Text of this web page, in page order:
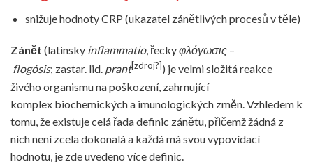
snižuje hodnoty CRP (ukazatel zánětlivých procesů v těle)
Zánět (latinsky inflammatio, řeckyφλόγωσις –
flogósis; zastar. lid. prant[zdroj?]) je velmi složitá reakce
živého organismu na poškození, zahrnující
komplex biochemických a imunologických změn. Vzhledem k
tomu, že existuje celá řada definic zánětu, přičemž žádná z
nich není zcela dokonalá a každá má svou vypovídací
hodnotu, je zde uvedeno více definic.